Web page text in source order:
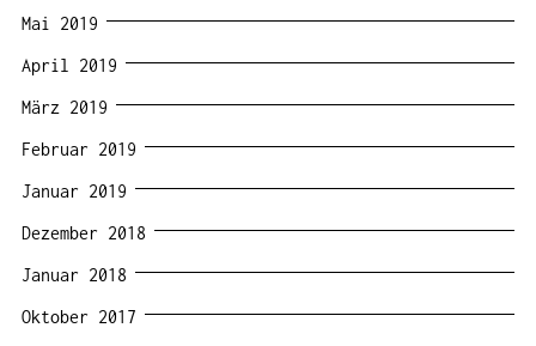
Mai 2019
April 2019
März 2019
Februar 2019
Januar 2019
Dezember 2018
Januar 2018
Oktober 2017